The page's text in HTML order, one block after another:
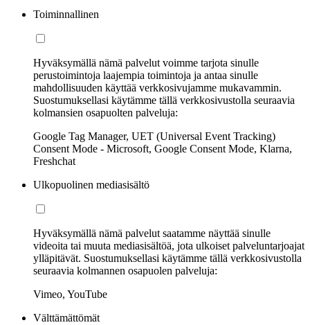
Toiminnallinen
Hyväksymällä nämä palvelut voimme tarjota sinulle
perustoimintoja laajempia toimintoja ja antaa sinulle
mahdollisuuden käyttää verkkosivujamme mukavammin.
Suostumuksellasi käytämme tällä verkkosivustolla seuraavia
kolmansien osapuolten palveluja:
Google Tag Manager, UET (Universal Event Tracking)
Consent Mode - Microsoft, Google Consent Mode, Klarna,
Freshchat
Ulkopuolinen mediasisältö
Hyväksymällä nämä palvelut saatamme näyttää sinulle
videoita tai muuta mediasisältöä, jota ulkoiset palveluntarjoajat
ylläpitävät. Suostumuksellasi käytämme tällä verkkosivustolla
seuraavia kolmannen osapuolen palveluja:
Vimeo, YouTube
Välttämättömät